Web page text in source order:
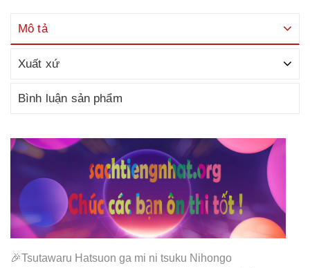
Mô tả
Xuất xứ
Bình luận sản phẩm
🎉Tsutawaru Hatsuon ga mi ni tsuku Nihongo